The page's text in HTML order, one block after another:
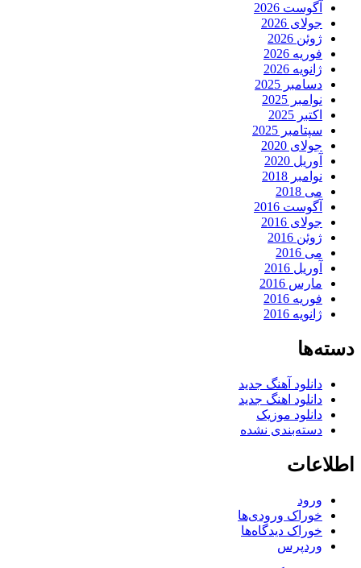
آگوست 2026
جولای 2026
ژوئن 2026
فوریه 2026
ژانویه 2026
دسامبر 2025
نوامبر 2025
اکتبر 2025
سپتامبر 2025
جولای 2020
آوریل 2020
نوامبر 2018
می 2018
آگوست 2016
جولای 2016
ژوئن 2016
می 2016
آوریل 2016
مارس 2016
فوریه 2016
ژانویه 2016
دسته‌ها
دانلود آهنگ جدید
دانلود اهنگ جدید
دانلود موزیک
دسته‌بندی نشده
اطلاعات
ورود
خوراک ورودی‌ها
خوراک دیدگاه‌ها
وردپرس